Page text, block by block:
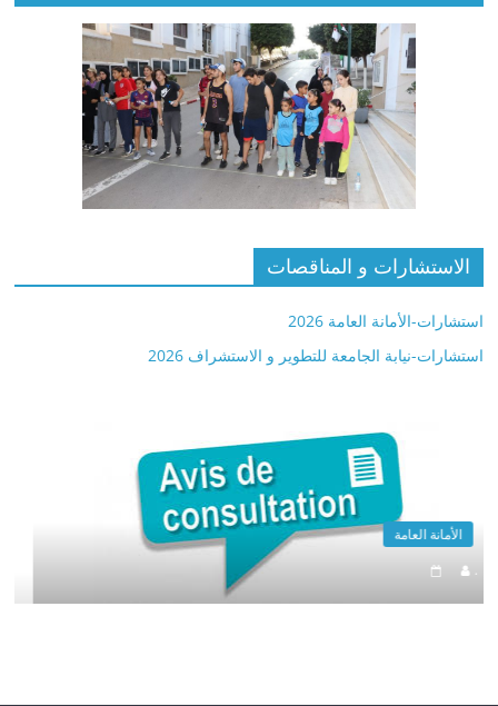
الاستشارات و المناقصات
استشارات-الأمانة العامة 2026
استشارات-نيابة الجامعة للتطوير و الاستشراف 2026
الأمانة العامة